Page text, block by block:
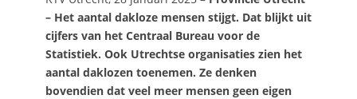
– Het aantal dakloze mensen stijgt. Dat blijkt uit
cijfers van het Centraal Bureau voor de
Statistiek. Ook Utrechtse organisaties zien het
aantal daklozen toenemen. Ze denken
bovendien dat veel meer mensen geen eigen